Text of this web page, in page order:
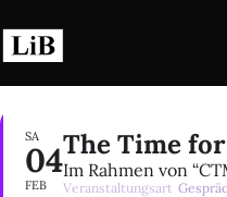
Inhalt
springen
SA
04
FEB
The Time
Im Rahmen von
Veranstaltungsart